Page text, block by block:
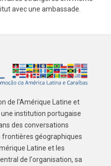
avec une ambassade.
de l'Amérique Latine et
institution portugaise
des conversations
géographiques
Latine et les
de l'organisation, sa